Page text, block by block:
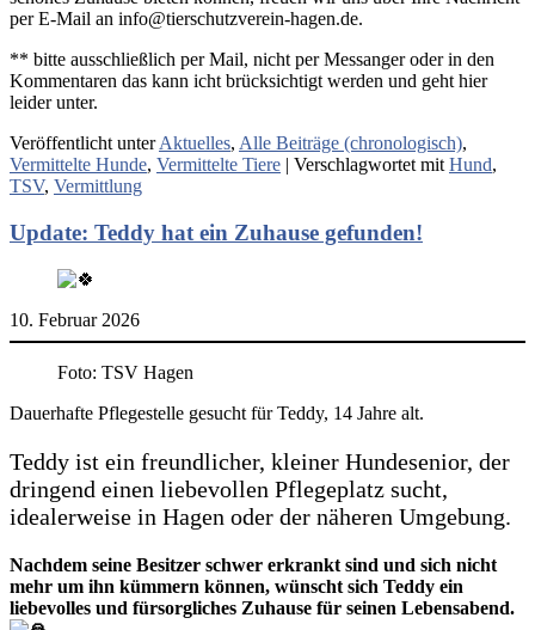
per E-Mail an info@tierschutzverein-hagen.de.
** bitte ausschließlich per Mail, nicht per Messanger oder in den
Kommentaren das kann icht brücksichtigt werden und geht hier
leider unter.
Veröffentlicht unter Aktuelles, Alle Beiträge (chronologisch),
Vermittelte Hunde, Vermittelte Tiere | Verschlagwortet mit Hund,
TSV, Vermittlung
Update: Teddy hat ein Zuhause gefunden!
10. Februar 2026
Foto: TSV Hagen
Dauerhafte Pflegestelle gesucht für Teddy, 14 Jahre alt.
Teddy ist ein freundlicher, kleiner Hundesenior, der
dringend einen liebevollen Pflegeplatz sucht,
idealerweise in Hagen oder der näheren Umgebung.
Nachdem seine Besitzer schwer erkrankt sind und sich nicht
mehr um ihn kümmern können, wünscht sich Teddy ein
liebevolles und fürsorgliches Zuhause für seinen Lebensabend.